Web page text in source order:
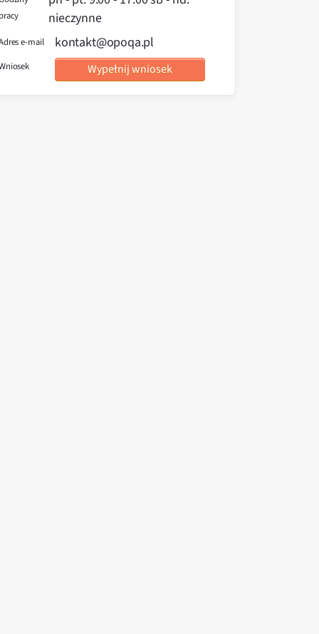
nieczynne
e-mail kontakt@opoqa.pl
Wypełnij wniosek